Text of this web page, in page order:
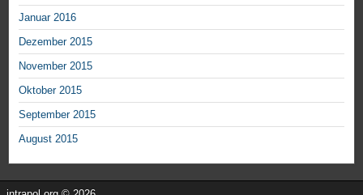
Januar 2016
Dezember 2015
November 2015
Oktober 2015
September 2015
August 2015